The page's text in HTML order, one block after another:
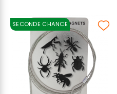
SECONDE CHANCE